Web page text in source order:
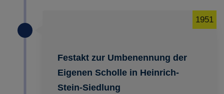
Festakt zur Umbenennung der
Eigenen Scholle in Heinrich-
Stein-Siedlung
1951